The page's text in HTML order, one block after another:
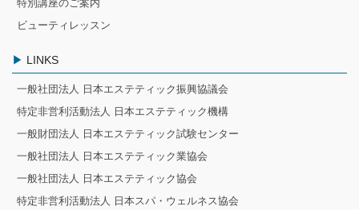
特別講座のご案内
ビューティレッスン
LINKS
一般社団法人 日本エステティック振興協議会
特定非営利活動法人 日本エステティック機構
一般財団法人 日本エステティック試験センター
一般社団法人 日本エステティック業協会
一般社団法人 日本エステティック協会
特定非営利活動法人 日本スパ・ウェルネス協会